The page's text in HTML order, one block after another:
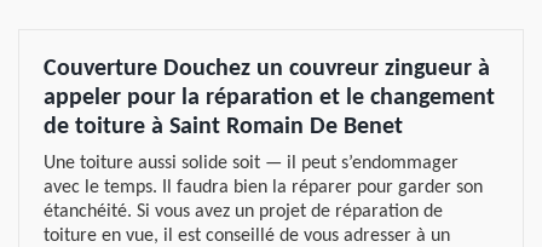
Couverture Douchez un couvreur zingueur à
appeler pour la réparation et le changement
de toiture à Saint Romain De Benet
Une toiture aussi solide soit — il peut s’endommager
avec le temps. Il faudra bien la réparer pour garder son
étanchéité. Si vous avez un projet de réparation de
toiture en vue, il est conseillé de vous adresser à un